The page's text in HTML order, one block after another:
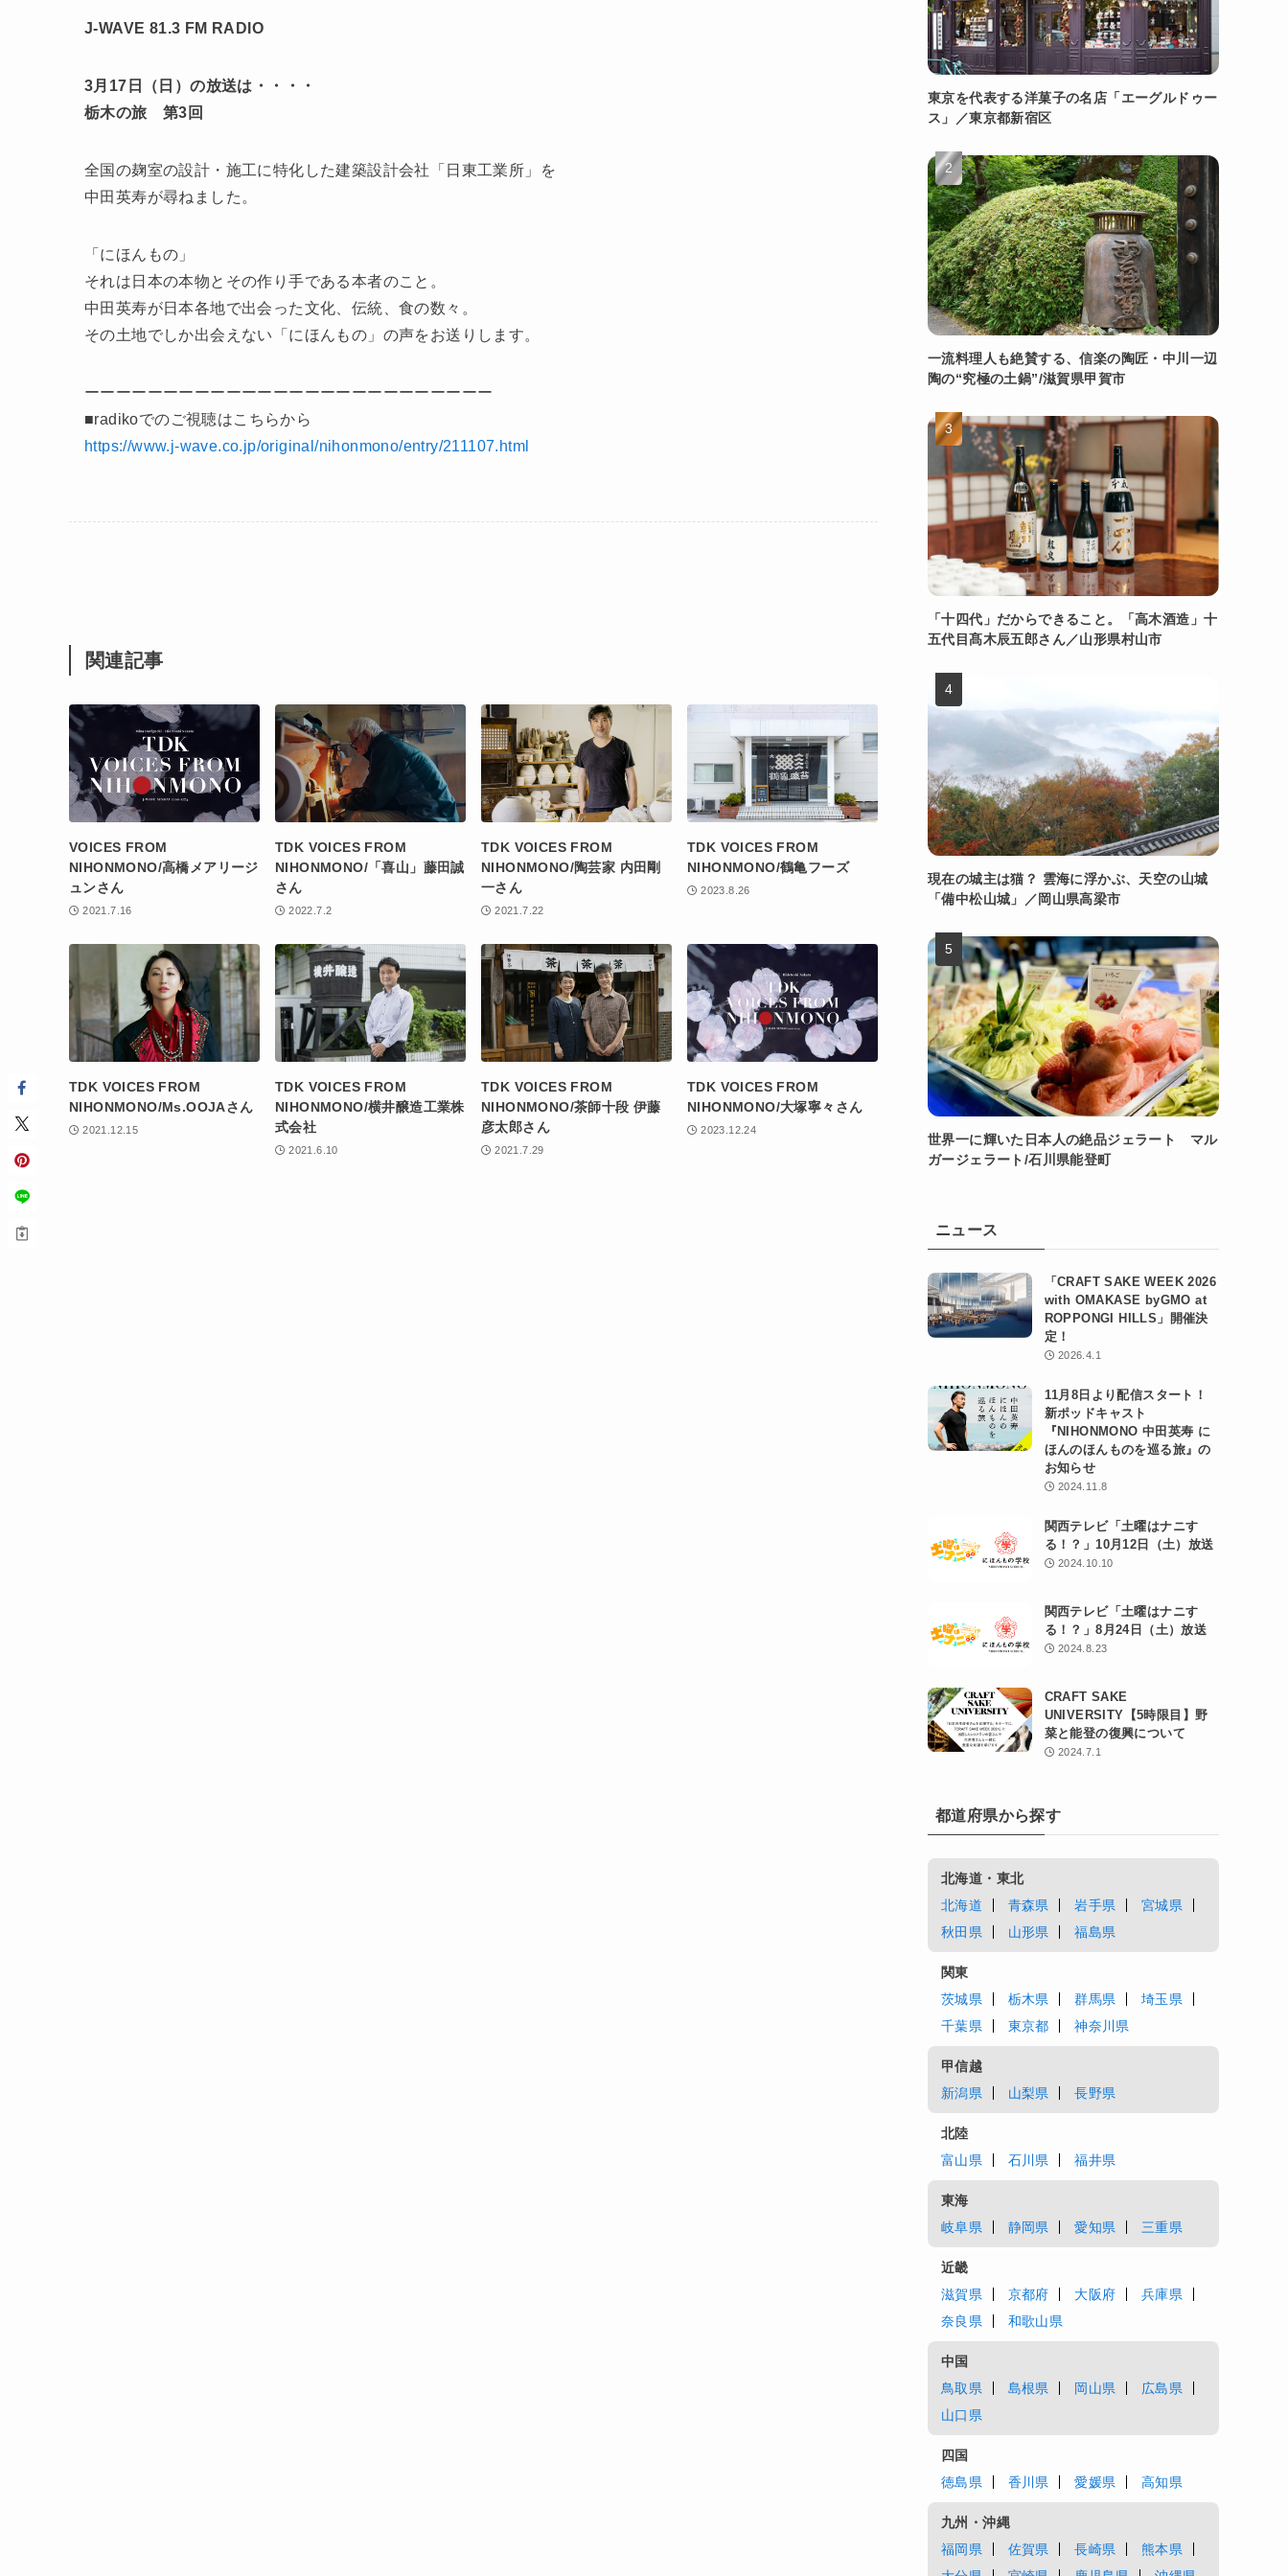
J-WAVE 81.3 FM RADIO
3月17日（日）の放送は・・・・
栃木の旅 第3回
全国の麹室の設計・施工に特化した建築設計会社「日東工業所」を
中田英寿が尋ねました。
「にほんもの」
それは日本の本物とその作り手である本者のこと。
中田英寿が日本各地で出会った文化、伝統、食の数々。
その土地でしか出会えない「にほんもの」の声をお送りします。
ーーーーーーーーーーーーーーーーーーーーーーーーーー
■radikoでのご視聴はこちらから
https://www.j-wave.co.jp/original/nihonmono/entry/211107.html
関連記事
VOICES FROM
NIHONMONO/高橋メアリージ
ュンさん
2021.7.16
TDK VOICES FROM
NIHONMONO/「喜山」藤田誠
さん
2022.7.2
TDK VOICES FROM
NIHONMONO/陶芸家 内田剛
一さん
2021.7.22
TDK VOICES FROM
NIHONMONO/鶴亀フーズ
2023.8.26
TDK VOICES FROM
NIHONMONO/Ms.OOJAさん
2021.12.15
TDK VOICES FROM
NIHONMONO/横井醸造工業株
式会社
2021.6.10
TDK VOICES FROM
NIHONMONO/茶師十段 伊藤
彦太郎さん
2021.7.29
TDK VOICES FROM
NIHONMONO/大塚寧々さん
2023.12.24
東京を代表する洋菓子の名店「エーグルドゥー
ス」／東京都新宿区
一流料理人も絶賛する、信楽の陶匠・中川一辺
陶の“究極の土鍋”/滋賀県甲賀市
「十四代」だからできること。「高木酒造」十
五代目髙木辰五郎さん／山形県村山市
現在の城主は猫？ 雲海に浮かぶ、天空の山城
「備中松山城」／岡山県高梁市
世界一に輝いた日本人の絶品ジェラート マル
ガージェラート/石川県能登町
ニュース
「CRAFT SAKE WEEK 2026
with OMAKASE byGMO at
ROPPONGI HILLS」開催決
定！
2026.4.1
11月8日より配信スタート！
新ポッドキャスト
『NIHONMONO 中田英寿 に
ほんのほんものを巡る旅』の
お知らせ
2024.11.8
関西テレビ「土曜はナニす
る！？」10月12日（土）放送
2024.10.10
関西テレビ「土曜はナニす
る！？」8月24日（土）放送
2024.8.23
CRAFT SAKE
UNIVERSITY【5時限目】野
菜と能登の復興について
2024.7.1
都道府県から探す
北海道・東北
北海道
青森県 岩手県
宮城県
秋田県
山形県 福島県
関東
茨城県
栃木県 群馬県
埼玉県
千葉県
東京都 神奈川県
甲信越
新潟県
山梨県 長野県
北陸
富山県
石川県 福井県
東海
岐阜県
静岡県 愛知県 三重県
近畿
滋賀県
京都府 大阪府
兵庫県
奈良県
和歌山県
中国
鳥取県
島根県 岡山県
広島県
山口県
四国
徳島県
香川県 愛媛県 高知県
九州・沖縄
福岡県
佐賀県 長崎県
熊本県